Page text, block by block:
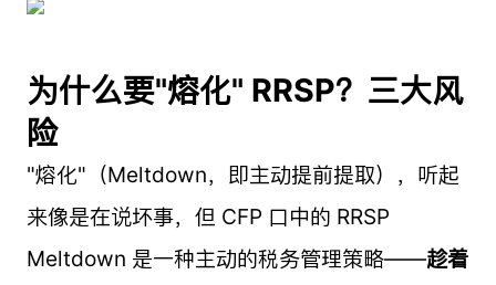
为什么要"熔化" RRSP？三大风
险
"熔化"（Meltdown，即主动提前提取），听起
来像是在说坏事，但 CFP 口中的 RRSP
Meltdown 是一种主动的税务管理策略——趁着